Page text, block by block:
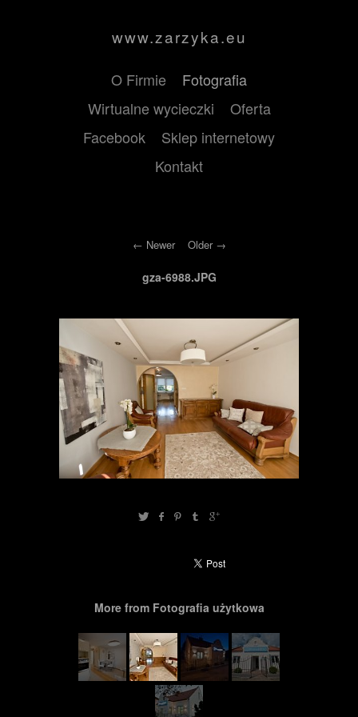
www.zarzyka.eu
O Firmie
Fotografia
Wirtualne wycieczki
Oferta
Facebook
Sklep internetowy
Kontakt
Newer Older
gza-6988.JPG
More from Fotografia użytkowa